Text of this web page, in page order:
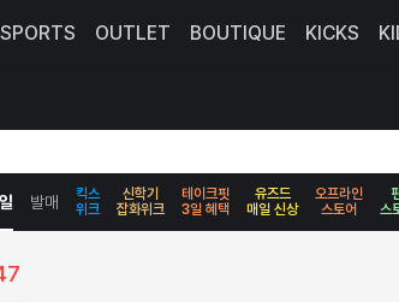
SPORTS OUTLET BOUTIQUE KICKS
발매
킥스
위크
신학기
잡화위크
테이크핏
3일 혜택
유즈드
매일 신상
오프라인
스토어
스